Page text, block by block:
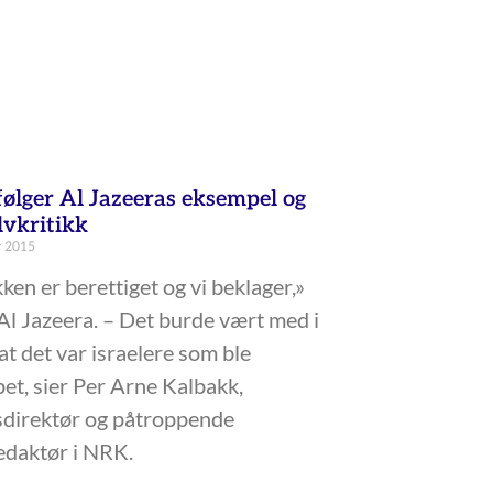
Al Jazeeras eksempel og
2015
er berettiget og vi beklager,»
Jazeera. – Det burde vært med i
det var israelere som ble
sier Per Arne Kalbakk,
og påtroppende
i NRK.